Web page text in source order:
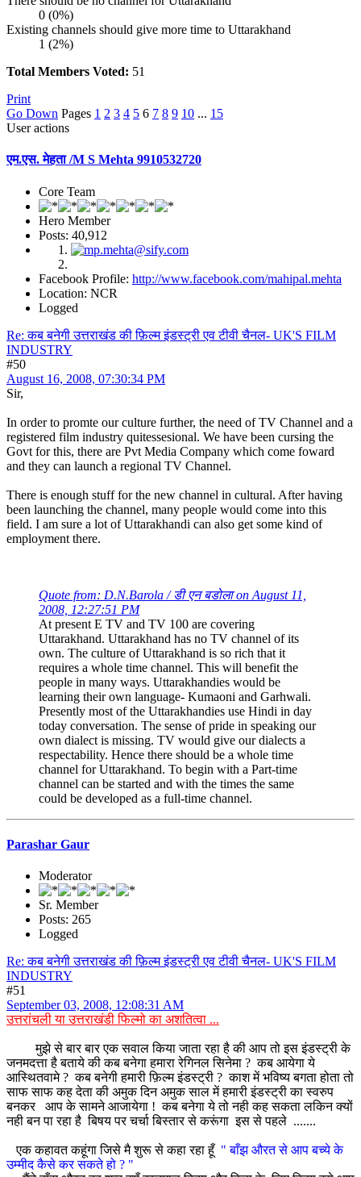
0 (0%)
Existing channels should give more time to Uttarakhand
1 (2%)
Total Members Voted: 51
Print
Go Down Pages 1 2 3 4 5 6 7 8 9 10 ... 15
User actions
एम.एस. मेहता /M S Mehta 9910532720
Core Team
Hero Member
Posts: 40,912
Facebook Profile: http://www.facebook.com/mahipal.mehta
Location: NCR
Logged
Re: कब बनेगी उत्तराखंड की फ़िल्म इंडस्ट्री एव टीवी चैनल- UK'S FILM
INDUSTRY
#50
August 16, 2008, 07:30:34 PM
Sir,
In order to promte our culture further, the need of TV Channel and a
registered film industry quitessesional. We have been cursing the
Govt for this, there are Pvt Media Company which come foward
and they can launch a regional TV Channel.
There is enough stuff for the new channel in cultural. After having
been launching the channel, many people would come into this
field. I am sure a lot of Uttarakhandi can also get some kind of
employment there.
Quote from: D.N.Barola / डी एन बडोला on August 11,
2008, 12:27:51 PM
At present E TV and TV 100 are covering
Uttarakhand. Uttarakhand has no TV channel of its
own. The culture of Uttarakhand is so rich that it
requires a whole time channel. This will benefit the
people in many ways. Uttarakhandies would be
learning their own language- Kumaoni and Garhwali.
Presently most of the Uttarakhandies use Hindi in day
today conversation. The sense of pride in speaking our
own dialect is missing. TV would give our dialects a
respectability. Hence there should be a whole time
channel for Uttarakhand. To begin with a Part-time
channel can be started and with the times the same
could be developed as a full-time channel.
Parashar Gaur
Moderator
Sr. Member
Posts: 265
Logged
Re: कब बनेगी उत्तराखंड की फ़िल्म इंडस्ट्री एव टीवी चैनल- UK'S FILM
INDUSTRY
#51
September 03, 2008, 12:08:31 AM
उत्तरांचली या उत्तराखंडी फिल्मो का अशतित्वा ...
मुझे से बार बार एक सवाल किया जाता रहा है की आप तो इस इंडस्ट्री के
जनमदत्ता है बताये की कब बनेगा हमारा रेगिनल सिनेमा ? कब आयेगा ये
आस्थितवामे ? कब बनेगी हमारी फ़िल्म इंडस्ट्री ? काश में भविष्य बगता होता तो
साफ साफ कह देता की अमुक दिन अमुक साल में हमारी इंडस्ट्री का स्वरुप
बनकर आप के सामने आजायेगा ! कब बनेगा ये तो नही कह सकता लकिन क्यों
नही बन पा रहा है बिषय पर चर्चा बिस्तार से करूंगा इस से पहले .......
एक कहावत कहूंगा जिसे मै शुरू से कहा रहा हूँ " बाँझ औरत से आप बच्ये के
उम्मीद कैसे कर सकते हो ? "